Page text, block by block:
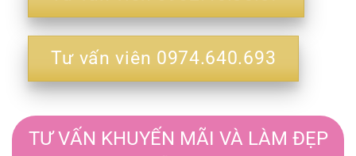
Tư vấn viên 0974.640.693
TƯ VẤN KHUYẾN MÃI VÀ LÀM ĐẸP